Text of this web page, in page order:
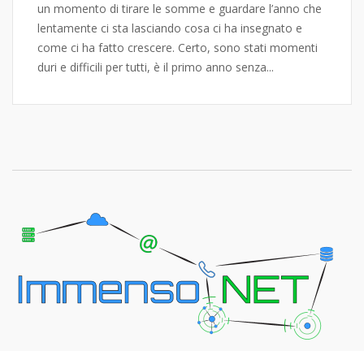
un momento di tirare le somme e guardare l’anno che
lentamente ci sta lasciando cosa ci ha insegnato e
come ci ha fatto crescere. Certo, sono stati momenti
duri e difficili per tutti, è il primo anno senza...